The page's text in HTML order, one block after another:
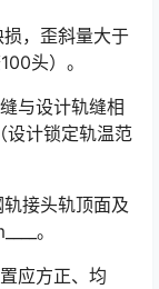
，歪斜量大于
头）。
与设计轨缝相
设计锁定轨温范
接头轨顶面及
。
应方正、均